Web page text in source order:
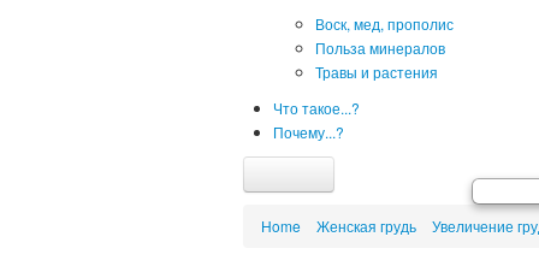
Воск, мед, прополис
Польза минералов
Травы и растения
Что такое...?
Почему...?
Новости медицины
Home Женская грудь Увеличение